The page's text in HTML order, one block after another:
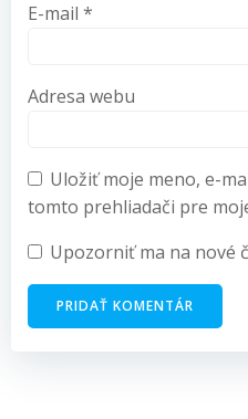
E-mail *
Adresa webu
Uložiť moje meno, e-
tomto prehliadači pre
Upozorniť ma na nové